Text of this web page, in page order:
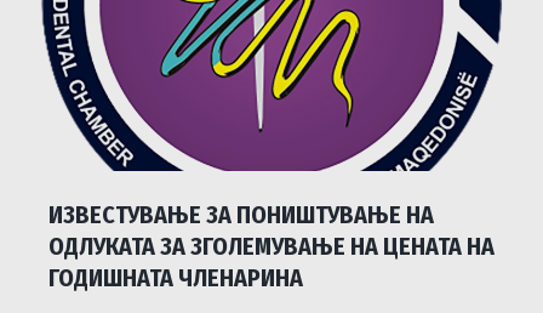
ИЗВЕСТУВАЊЕ ЗА ПОНИШТУВАЊЕ НА
ОДЛУКАТА ЗА ЗГОЛЕМУВАЊЕ НА ЦЕНАТА НА
ГОДИШНАТА ЧЛЕНАРИНА